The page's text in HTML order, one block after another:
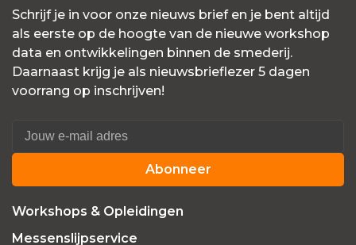
Schrijf je in voor onze nieuws brief en je bent altijd
als eerste op de hoogte van de nieuwe workshop
data en ontwikkelingen binnen de smederij.
Daarnaast krijg je als nieuwsbrieflezer 5 dagen
voorrang op inschrijven!
Abonneer
Workshops & Opleidingen
Messenslijpservice